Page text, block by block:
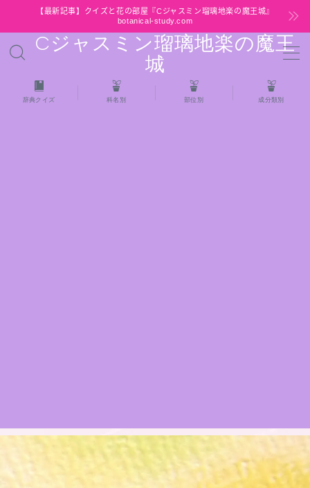
【最新記事】クイズと花の部屋『Cジャスミン瑠璃地楽の魔王城』
botanical-study.com
Cジャスミン瑠璃地楽の魔王
城
MENU
HOME
公式ウェブサイト『Botanical Study』
辞典クイズ 科名別 部位別 成分類別